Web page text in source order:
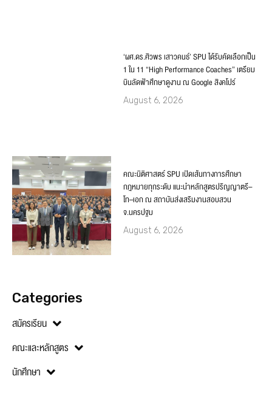
‘ผศ.ดร.ศิวพร เสาวคนธ์’ SPU ได้รับคัดเลือกเป็น
1 ใน 11 “High Performance Coaches” เตรียม
บินลัดฟ้าศึกษาดูงาน ณ Google สิงคโปร์
August 6, 2026
คณะนิติศาสตร์ SPU เปิดเส้นทางการศึกษา
กฎหมายทุกระดับ แนะนำหลักสูตรปริญญาตรี–
โท–เอก ณ สถาบันส่งเสริมงานสอบสวน
จ.นครปฐม
August 6, 2026
Categories
สมัครเรียน
คณะและหลักสูตร
นักศึกษา